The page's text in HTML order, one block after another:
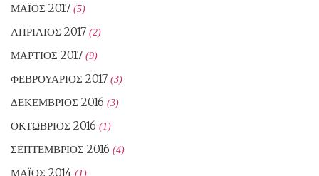
ΜΆΙΟΣ 2017 (5)
ΑΠΡΊΛΙΟΣ 2017 (2)
ΜΆΡΤΙΟΣ 2017 (9)
ΦΕΒΡΟΥΆΡΙΟΣ 2017 (3)
ΔΕΚΈΜΒΡΙΟΣ 2016 (3)
ΟΚΤΏΒΡΙΟΣ 2016 (1)
ΣΕΠΤΈΜΒΡΙΟΣ 2016 (4)
ΜΆΙΟΣ 2014 (1)